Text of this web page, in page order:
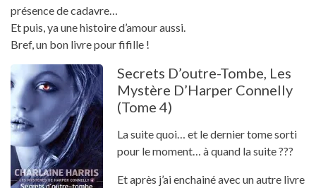
présence de cadavre…
Et puis, ya une histoire d’amour aussi.
Bref, un bon livre pour fifille !
Secrets D’outre-Tombe, Les
Mystère D’Harper Connelly
(tome 4)
La suite quoi… et le dernier tome sorti
pour le moment… à quand la suite ???
Et après j’ai enchainé avec un autre livre